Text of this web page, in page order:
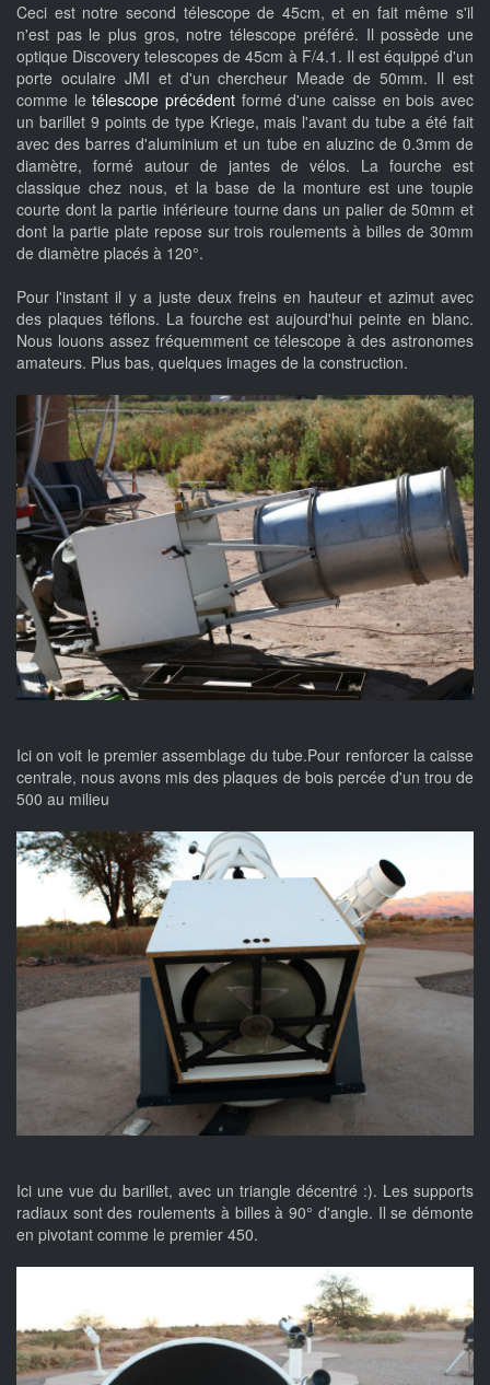
Ceci est notre second télescope de 45cm, et en fait même s'il
n'est pas le plus gros, notre télescope préféré. Il possède une
optique Discovery telescopes de 45cm à F/4.1. Il est équippé d'un
porte oculaire JMI et d'un chercheur Meade de 50mm. Il est
comme letélescope précédent formé d'une caisse en bois avec
un barillet 9 points de type Kriege, mais l'avant du tube a été fait
avec des barres d'aluminium et un tube en aluzinc de 0.3mm de
diamètre, formé autour de jantes de vélos. La fourche est
classique chez nous, et la base de la monture est une toupie
courte dont la partie inférieure tourne dans un palier de 50mm et
dont la partie plate repose sur trois roulements à billes de 30mm
de diamètre placés à 120°.
Pour l'instant il y a juste deux freins en hauteur et azimut avec
des plaques téflons. La fourche est aujourd'hui peinte en blanc.
Nous louons assez fréquemment ce télescope à des astronomes
amateurs. Plus bas, quelques images de la construction.
Ici on voit le premier assemblage du tube.Pour renforcer la caisse
centrale, nous avons mis des plaques de bois percée d'un trou de
500 au milieu
Ici une vue du barillet, avec un triangle décentré :). Les supports
radiaux sont des roulements à billes à 90° d'angle. Il se démonte
en pivotant comme le premier 450.